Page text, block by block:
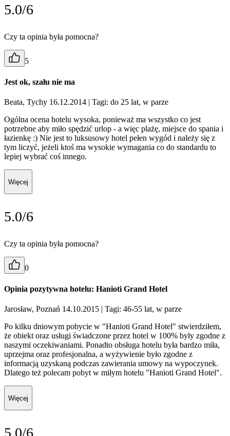
5.0/6
Czy ta opinia była pomocna?
5
Jest ok, szału nie ma
Beata, Tychy 16.12.2014 | Tagi: do 25 lat, w parze
Ogólna ocena hotelu wysoka, ponieważ ma wszystko co jest
potrzebne aby miło spędzić urlop - a więc plażę, miejsce do spania i
łazienkę :) Nie jest to luksusowy hotel pełen wygód i należy się z
tym liczyć, jeżeli ktoś ma wysokie wymagania co do standardu to
lepiej wybrać coś innego.
Więcej
5.0/6
Czy ta opinia była pomocna?
0
Opinia pozytywna hotelu: Hanioti Grand Hotel
Jarosław, Poznań 14.10.2015 | Tagi: 46-55 lat, w parze
Po kilku dniowym pobycie w "Hanioti Grand Hotel" stwierdziłem,
że obiekt oraz usługi świadczone przez hotel w 100% były zgodne z
naszymi oczekiwaniami. Ponadto obsługa hotelu była bardzo miła,
uprzejma oraz profesjonalna, a wyżywienie było zgodne z
informacją uzyskaną podczas zawierania umowy na wypoczynek.
Dlatego też polecam pobyt w miłym hotelu "Hanioti Grand Hotel".
Więcej
5.0/6